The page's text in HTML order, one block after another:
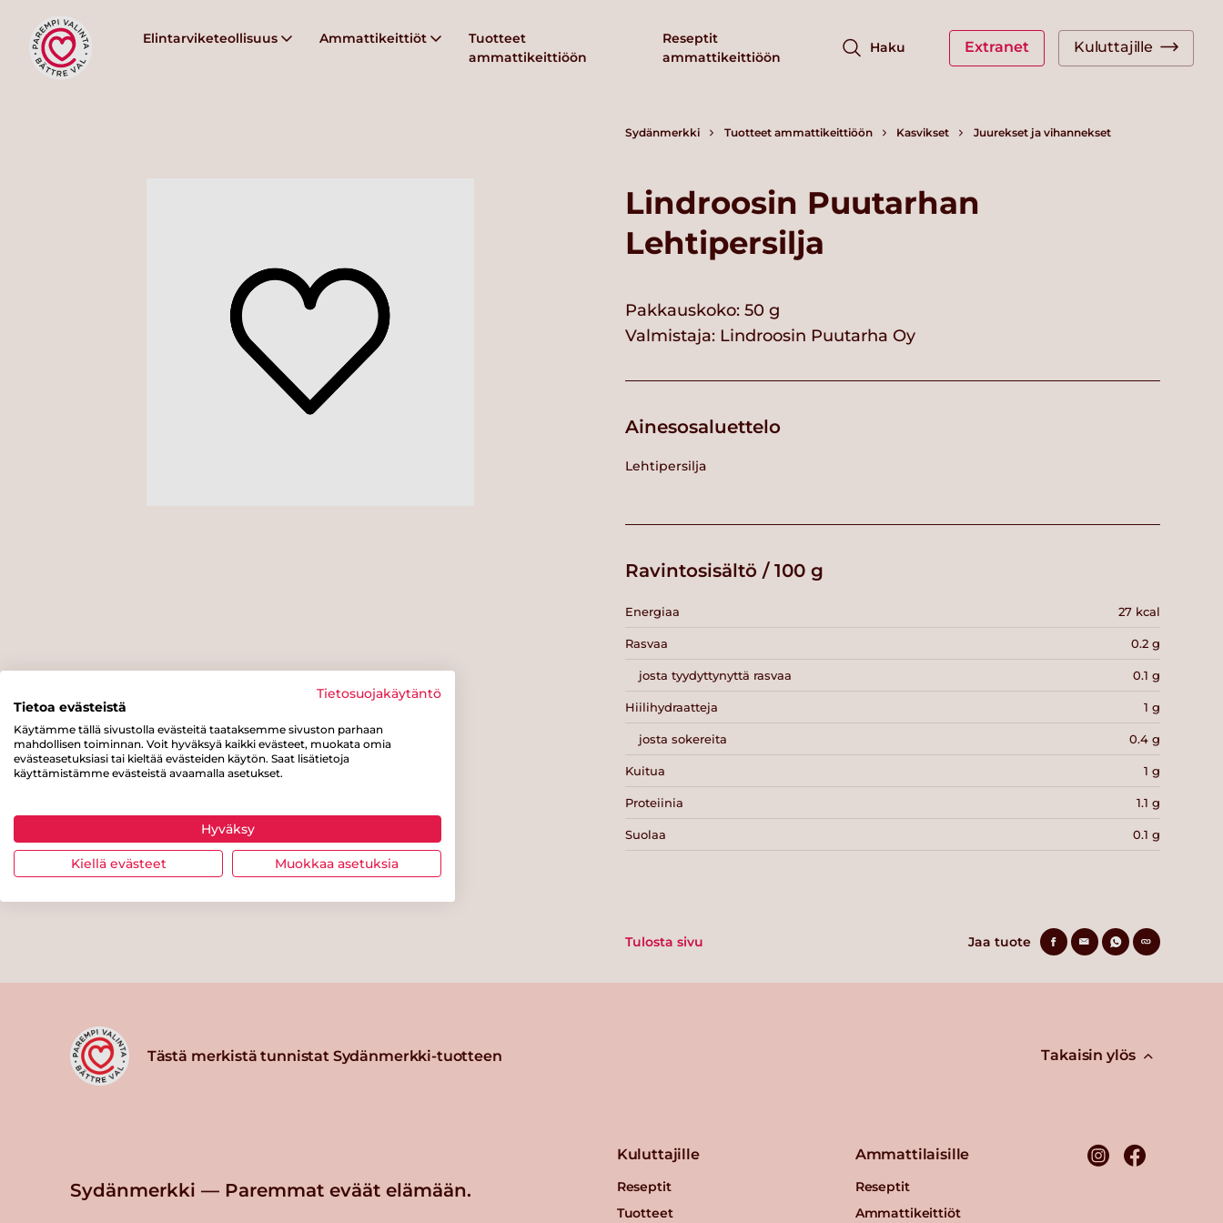
Elintarviketeollisuus Ammattikeittiöt
Tuotteet
ammattikeittiöön
Reseptit
ammattikeittiöön
Haku Extranet Kuluttajille
Sydänmerkki Tuotteet ammattikeittiöön Kasvikset Juurekset ja vihannekset
Lindroosin Puutarhan
Lehtipersilja
Pakkauskoko: 50 g
Valmistaja: Lindroosin Puutarha Oy
Ainesosaluettelo
Lehtipersilja
Ravintosisältö / 100 g
Energiaa 27 kcal
Rasvaa 0.2 g
josta tyydyttynyttä rasvaa 0.1 g
Hiilihydraatteja 1 g
josta sokereita 0.4 g
Kuitua 1 g
Proteiinia 1.1 g
Suolaa 0.1 g
Tulosta sivu Jaa tuote
Tästä merkistä tunnistat Sydänmerkki-tuotteen Takaisin ylös
Sydänmerkki — Paremmat eväät elämään.
Kuluttajille
Reseptit
Tuotteet
Ammattilaisille
Reseptit
Ammattikeittiöt
Tietosuojakäytäntö
Tietoa evästeistä
Käytämme tällä sivustolla evästeitä taataksemme sivuston parhaan
mahdollisen toiminnan. Voit hyväksyä kaikki evästeet, muokata omia
evästeasetuksiasi tai kieltää evästeiden käytön. Saat lisätietoja
käyttämistämme evästeistä avaamalla asetukset.
Hyväksy
Kiellä evästeet Muokkaa asetuksia